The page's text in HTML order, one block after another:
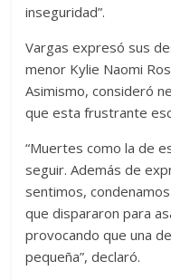
inseguridad”.
Vargas expresó sus
menor Kylie Naomi
Asimismo, consideró
que esta frustrante
“Muertes como la de
seguir. Además de
sentimos,
que dispararon para
provocando que una
pequeña”, declaró.